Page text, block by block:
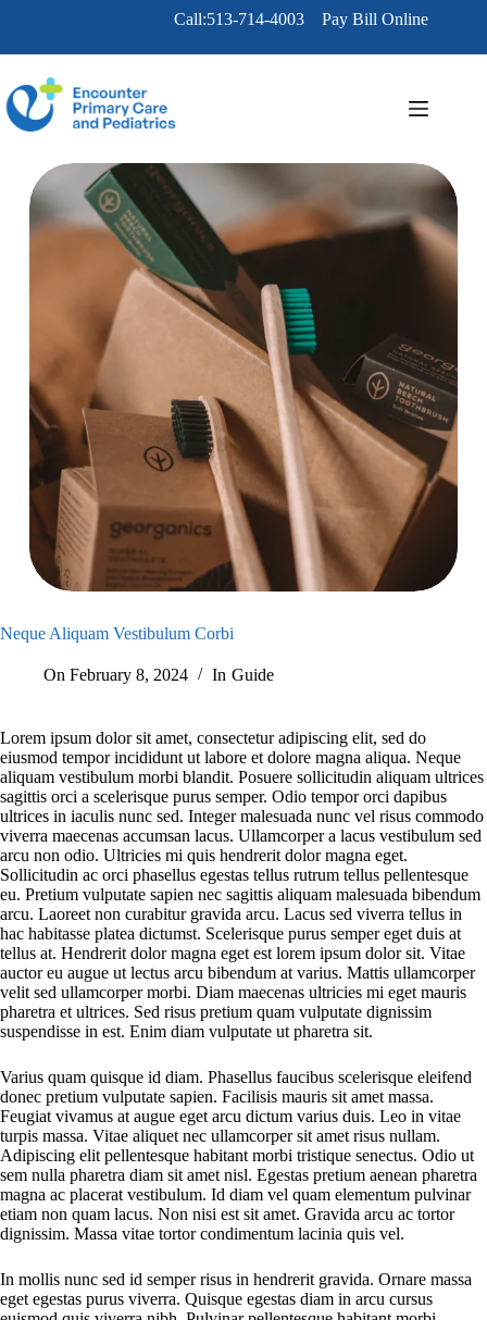
Call:513-714-4003 Pay Bill Online
Neque Aliquam Vestibulum Corbi
On February 8, 2024 In Guide
Lorem ipsum dolor sit amet, consectetur adipiscing elit, sed do
eiusmod tempor incididunt ut labore et dolore magna aliqua. Neque
aliquam vestibulum morbi blandit. Posuere sollicitudin aliquam ultrices
sagittis orci a scelerisque purus semper. Odio tempor orci dapibus
ultrices in iaculis nunc sed. Integer malesuada nunc vel risus commodo
viverra maecenas accumsan lacus. Ullamcorper a lacus vestibulum sed
arcu non odio. Ultricies mi quis hendrerit dolor magna eget.
Sollicitudin ac orci phasellus egestas tellus rutrum tellus pellentesque
eu. Pretium vulputate sapien nec sagittis aliquam malesuada bibendum
arcu. Laoreet non curabitur gravida arcu. Lacus sed viverra tellus in
hac habitasse platea dictumst. Scelerisque purus semper eget duis at
tellus at. Hendrerit dolor magna eget est lorem ipsum dolor sit. Vitae
auctor eu augue ut lectus arcu bibendum at varius. Mattis ullamcorper
velit sed ullamcorper morbi. Diam maecenas ultricies mi eget mauris
pharetra et ultrices. Sed risus pretium quam vulputate dignissim
suspendisse in est. Enim diam vulputate ut pharetra sit.
Varius quam quisque id diam. Phasellus faucibus scelerisque eleifend
donec pretium vulputate sapien. Facilisis mauris sit amet massa.
Feugiat vivamus at augue eget arcu dictum varius duis. Leo in vitae
turpis massa. Vitae aliquet nec ullamcorper sit amet risus nullam.
Adipiscing elit pellentesque habitant morbi tristique senectus. Odio ut
sem nulla pharetra diam sit amet nisl. Egestas pretium aenean pharetra
magna ac placerat vestibulum. Id diam vel quam elementum pulvinar
etiam non quam lacus. Non nisi est sit amet. Gravida arcu ac tortor
dignissim. Massa vitae tortor condimentum lacinia quis vel.
In mollis nunc sed id semper risus in hendrerit gravida. Ornare massa
eget egestas purus viverra. Quisque egestas diam in arcu cursus